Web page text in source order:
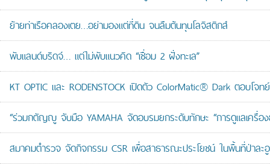
ย้ายท่าเรือคลองเตย…อย่ามองแต่ที่ดิน จนลืมต้นทุนโลจิสติกส์
พับแลนด์บริดจ์… แต่ไม่พับแนวคิด “เชื่อม 2 ฝั่งทะเล”
KT OPTIC และ RODENSTOCK เปิดตัว ColorMatic® Dark ตอบโจ
“ร่วมกตัญญู จับมือ YAMAHA จัดอบรมยกระดับทักษะ “การดูแลเครื่อ
สมาคมตำรวจ จัดกิจกรรม CSR เพื่อสาธารณะประโยชน์ ในพื้นที่ป่าละอู